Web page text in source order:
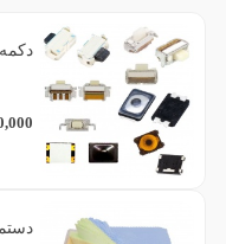
بنفش 6
سبز 6
ست چند رنگ (پک 5 عددی)